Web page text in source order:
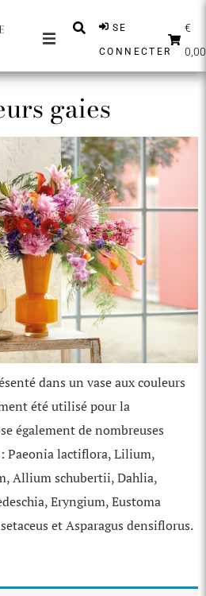
MESSAGES
PARTENAIRES
BOUTIQUE
FRANÇAIS
S'ABONNER
SE
CONNECTER
€
0,00
gaies
dans un vase aux couleurs
été utilisé pour la
également de nombreuses
Paeonia lactiflora, Lilium,
Allium schubertii, Dahlia,
Eryngium, Eustoma
et Asparagus densiflorus.